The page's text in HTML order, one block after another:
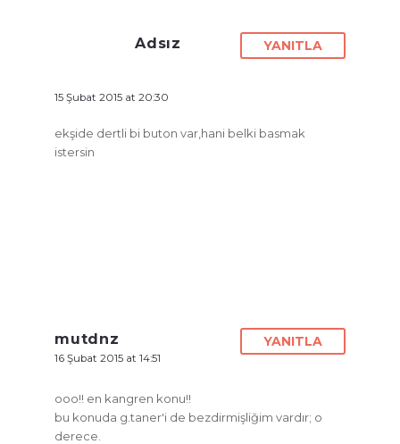
Adsız
15 Şubat 2015 at 20:30
YANITLA
ekşide dertli bi buton var,hani belki basmak
istersin
mutdnz
16 Şubat 2015 at 14:51
YANITLA
ooo!! en kangren konu!!
bu konuda g.taner'i de bezdirmişliğim vardır; o
derece.